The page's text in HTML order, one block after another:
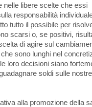
nelle libere scelte che essi
responsabilità
tutto il possibile per
scarsi o, se positivi,
di agire sul
sono lunghi nel
loro decisioni siano
soldi sulle nostre
alla promozione della